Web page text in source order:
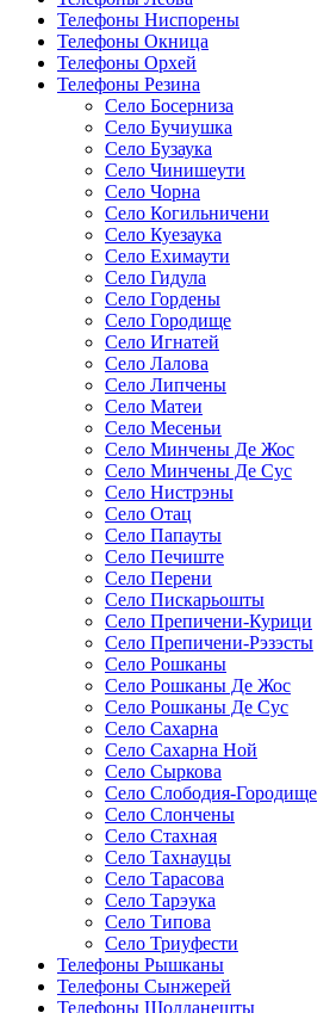
Телефоны Ниспорены
Телефоны Окница
Телефоны Орхей
Телефоны Резина
Село Босерниза
Село Бучиушка
Село Бузаука
Село Чинишеути
Село Чорна
Село Когильничени
Село Куезаука
Село Ехимаути
Село Гидула
Село Гордены
Село Городище
Село Игнатей
Село Лалова
Село Липчены
Село Матеи
Село Месеньи
Село Минчены Де Жос
Село Минчены Де Сус
Село Нистрэны
Село Отац
Село Папауты
Село Печиште
Село Перени
Село Пискарьошты
Село Препичени-Курици
Село Препичени-Рэзэсты
Село Рошканы
Село Рошканы Де Жос
Село Рошканы Де Сус
Село Сахарна
Село Сахарна Ной
Село Сыркова
Село Слободия-Городище
Село Слончены
Село Стахная
Село Тахнауцы
Село Тарасова
Село Тарэука
Село Типова
Село Триуфести
Телефоны Рышканы
Телефоны Сынжерей
Телефоны Шолданешты